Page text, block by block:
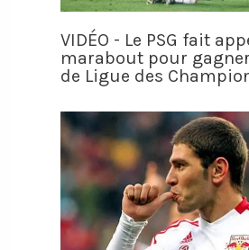
VIDÉO - Le PSG fait
marabout pour
de Ligue des